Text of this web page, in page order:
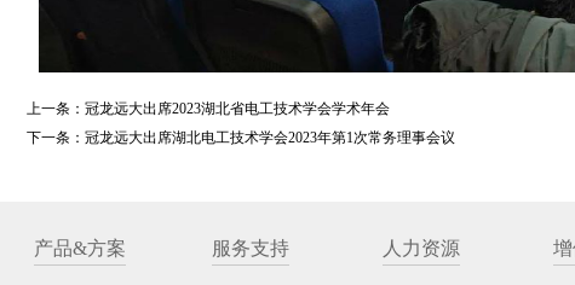
上一条： 冠龙远大出席2023湖北省电工技术学会学术年会
下一条： 冠龙远大出席湖北电工技术学会2023年第1次常务理事会议
产品&方案 服务支持 人力资源